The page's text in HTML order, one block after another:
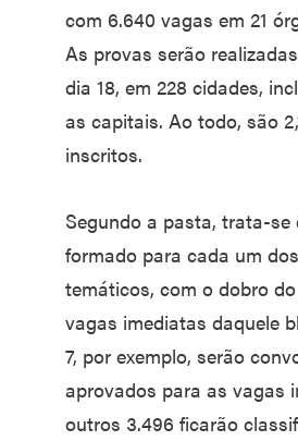
com 6.640 vagas em 21
As provas serão
dia 18, em 228 cidades,
as capitais. Ao todo, são
inscritos.
Segundo a pasta, trata-se
formado para cada um
temáticos, com o dobro
vagas imediatas daquele
7, por exemplo, serão
aprovados para as vagas
outros 3.496 ficarão